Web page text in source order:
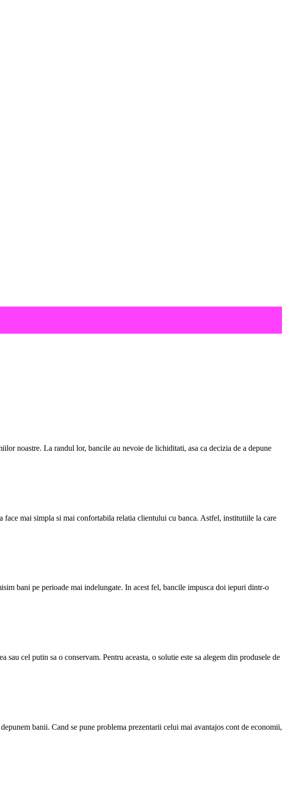
noastre. La randul lor, bancile au nevoie de lichiditati, asa ca decizia de a depune
mai simpla si mai confortabila relatia clientului cu banca. Astfel, institutiile la care
bani pe perioade mai indelungate. In acest fel, bancile impusca doi iepuri dintr-o
cel putin sa o conservam. Pentru aceasta, o solutie este sa alegem din produsele de
banii. Cand se pune problema prezentarii celui mai avantajos cont de economii,